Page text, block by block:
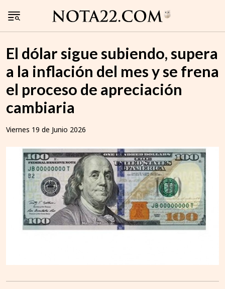
El dólar sigue subiendo, supera
a la inflación del mes y se frena
el proceso de apreciación
cambiaria
Viernes 19 de Junio 2026